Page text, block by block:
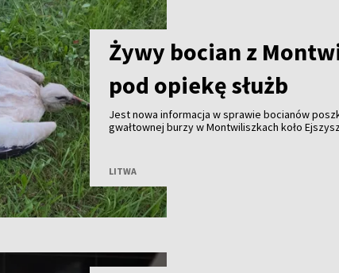
Żywy bocian z
pod opiekę służb
Jest nowa informacja w sprawie bocianów
gwałtownej burzy w Montwiliszkach koło
LITWA